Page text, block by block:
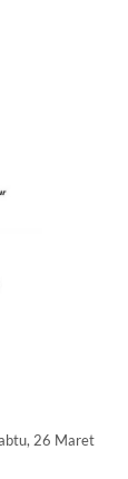
26 Maret